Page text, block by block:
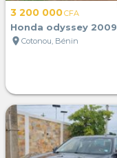
3 200 000CFA
Honda odyssey 2009
location_on Cotonou, Bénin